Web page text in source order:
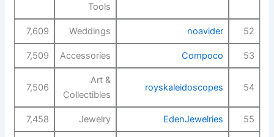
Tools
52
noavider
Weddings
7,609
53
Compoco
Accessories
7,509
54
royskaleidoscopes
Art &
Collectibles
7,506
55
EdenJewelries
Jewelry
7,458